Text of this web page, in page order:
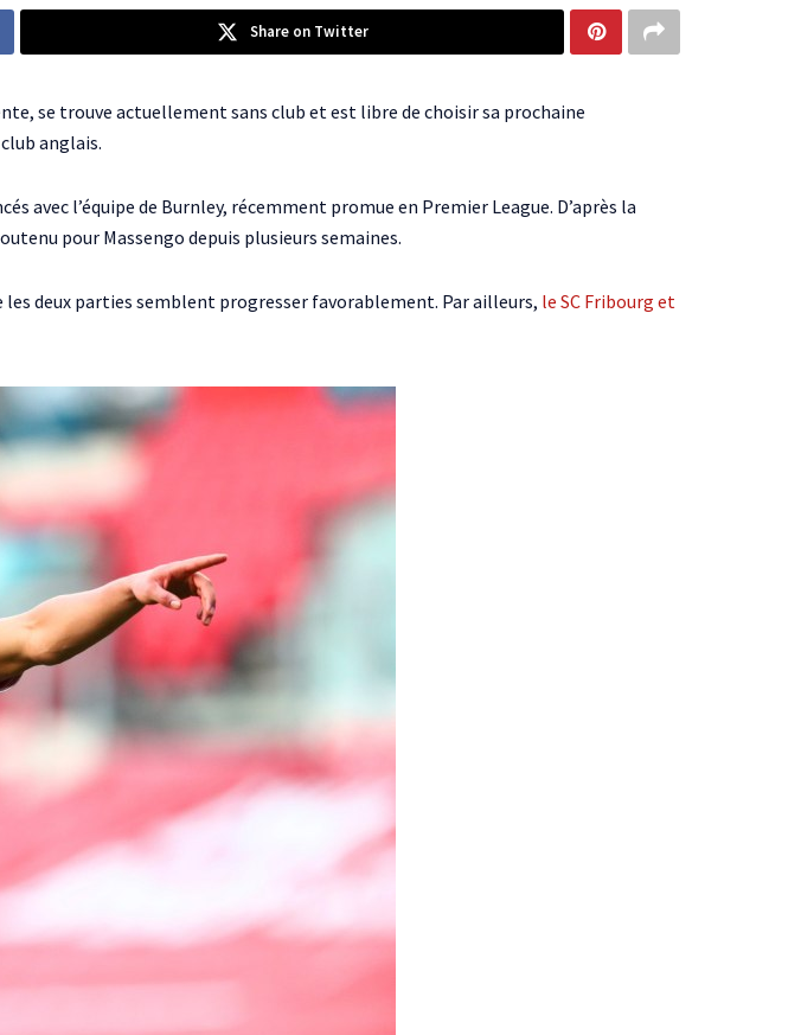
Share on Twitter
se trouve actuellement sans club et est libre de choisir sa prochaine
anglais.
avec l’équipe de Burnley, récemment promue en Premier League. D’après la
pour Massengo depuis plusieurs semaines.
deux parties semblent progresser favorablement. Par ailleurs, le SC Fribourg et